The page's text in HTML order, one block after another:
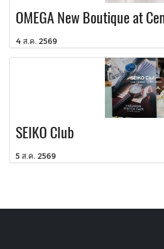
OMEGA New Boutique at
4 ส.ค. 2569
SEIKO Club
5 ส.ค. 2569